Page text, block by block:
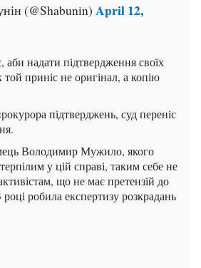
(@Shabunin) April 12,
надати підтвердження своїх
приніс не оригінал, а копію
підтверджень, суд переніс
Володимир Мужило, якого
у цій справі, таким себе не
що не має претензій до
робила експертизу розкрадань